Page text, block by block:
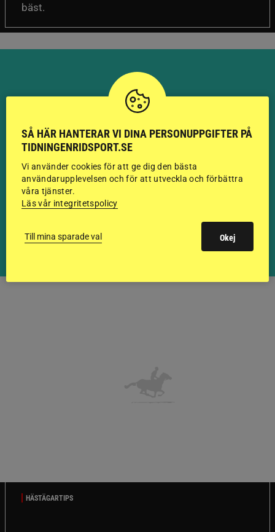
bäst.
HINGSTAR ONLINE
GODKÄNDA HINGSTAR I
FLERA KATEGORIER MED
BILDER OCH FAKTA
VISA ALLA HINGSTAR
HÄSTÄGARTIPS
SÅ HÄR HANTERAR VI DINA PERSONUPPGIFTER PÅ
TIDNINGENRIDSPORT.SE
Vi använder cookies för att ge dig den bästa
användarupplevelsen och för att utveckla och förbättra
våra tjänster.
Läs vår integritetspolicy
Till mina sparade val Okej